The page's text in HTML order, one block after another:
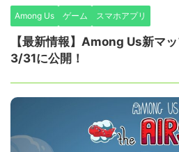
Among Us ゲーム スマホアプリ
【最新情報】Among Us新マ
3/31に公開！